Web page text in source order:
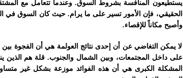
يستطيعون المنافسة بشروط السوق. وعندما تتعامل مع المشتقات
الحقيقي، فإن الأمور تسير على ما يرام. حيث كان السوق في
وأصبح مكاناً للإقصاء.
لا يمكن التغاضي عن أن إحدى نتائج العولمة هي أن الفجوة بين
على داخل المجتمعات، وبين الشمال والجنوب. قلة هم الذين
المشكلة الكبرى هي أن هذه الفوائد موزعة بشكل غير